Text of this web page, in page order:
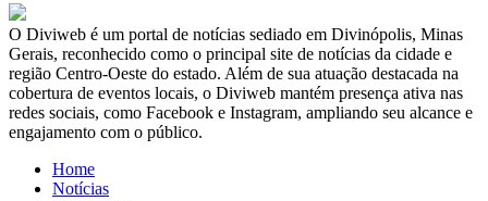
​O Diviweb é um portal de notícias sediado em Divinópolis, Minas
Gerais, reconhecido como o principal site de notícias da cidade e
região Centro-Oeste do estado. Além de sua atuação destacada na
cobertura de eventos locais, o Diviweb mantém presença ativa nas
redes sociais, como Facebook e Instagram, ampliando seu alcance e
engajamento com o público.
Home
Notícias